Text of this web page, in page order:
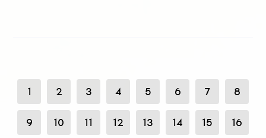
1 2 3 4 5 6 7 8
9 10 11 12 13 14 15 16